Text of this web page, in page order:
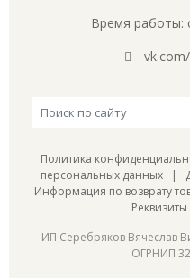
Время работы:
Политика
персональных данных |
Информация по возврату
Реквизиты
ИП Серебряков Вячеслав
ОГРНИП